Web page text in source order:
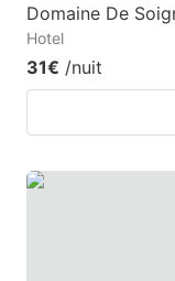
Domaine De
Hotel
31€ /nuit